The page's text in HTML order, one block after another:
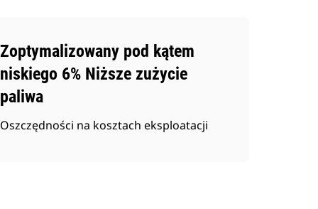
Zoptymalizowany pod kątem
niskiego 6% Niższe zużycie
paliwa
Oszczędności na kosztach eksploatacji